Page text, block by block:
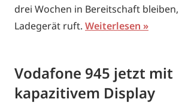
drei Wochen in Bereitschaft
Ladegerät ruft. Weiterlesen
Vodafone 945 jetzt mit
kapazitivem Display